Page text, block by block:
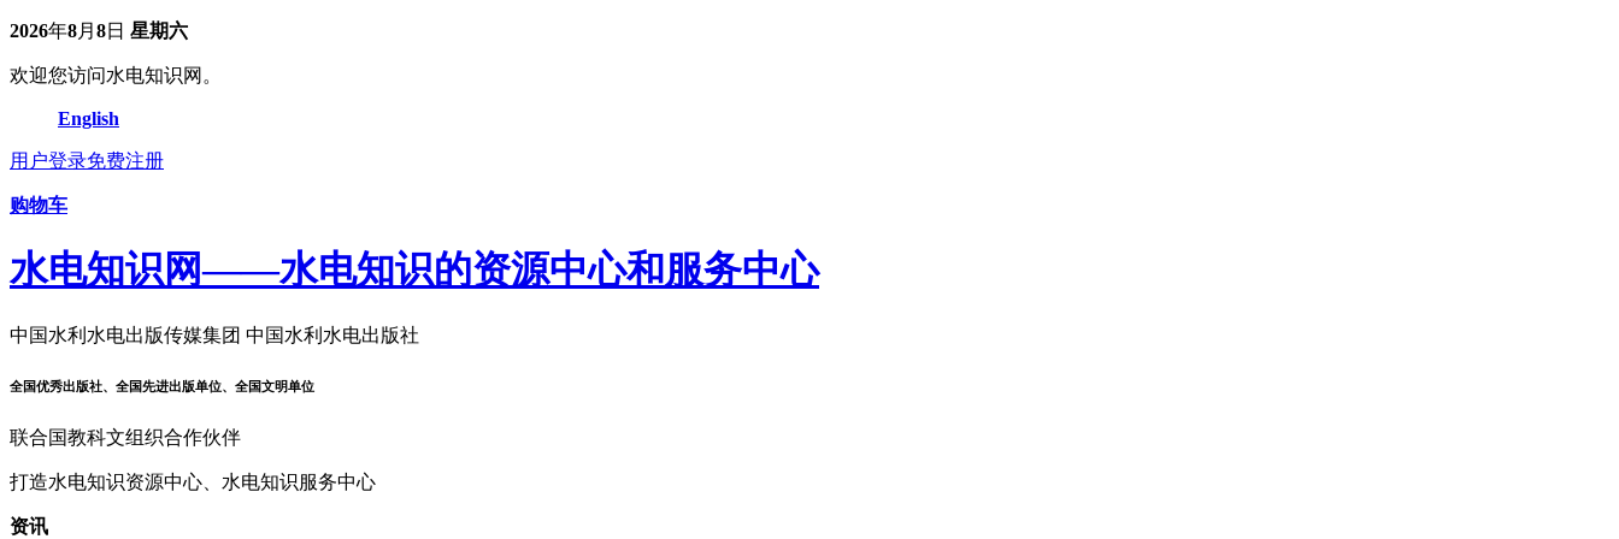
2026年8月 8日 星期六
欢迎您访问水电知识网。
English
用户登录免费注册
购物车
水电知识网——水电知识的资源中心和服务中心
中国水利水电出版传媒集团 中国水利水电出版社
全国优秀出版社、全国先进出版单位、全国文明单位
联合国教科文组织合作伙伴
打造水电知识资源中心、水电知识服务中心
资讯